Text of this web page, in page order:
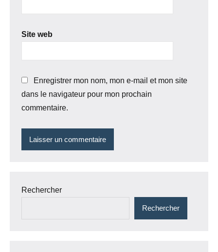
Site web
Enregistrer mon nom, mon e-mail et mon site
dans le navigateur pour mon prochain
commentaire.
Rechercher
Rechercher